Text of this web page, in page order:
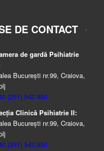
DE CONTACT
de gardă Psihiatrie
București nr.99, Craiova,
(251) 542.950
Clinică Psihiatrie II:
București nr.99, Craiova,
(251) 542.950